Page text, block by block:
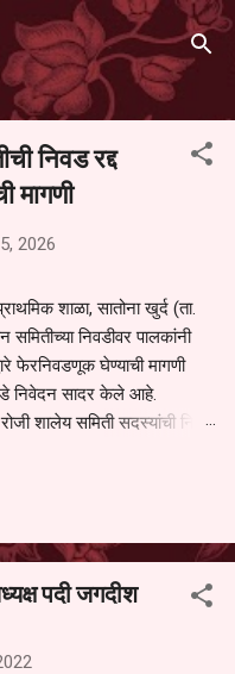
निवड रद्द
मागणी
2026
शाळा, सातोना खुर्द (ता.
निवडीवर पालकांनी
फेरनिवडणूक घेण्याची मागणी
निवेदन सादर केले आहे.
शालेय समिती सदस्यांची निवड
पालक बैठकीस उपस्थित राहू शकले
प्रक्रिया पूर्ण करण्यात
पद्धतीने शालेय समितीची
केली आहे. या निवेदनाच्या प्रती
तालुका शिक्षण अधिकारी,
काय निर्णय घेते, याकडे
पदी जगदीश